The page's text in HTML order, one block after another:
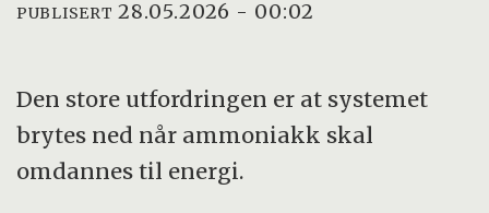
PUBLISERT 28.05.2026 - 00:02
Den store utfordringen er at systemet
brytes ned når ammoniakk skal
omdannes til energi.